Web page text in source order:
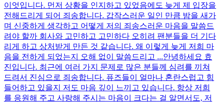
이엇입니다. 먼저 상황을 인지하고 있었음에도 늦게 제 입장을
전해드리게 되어 죄송합니다. 갑작스러운 일인 만큼 밤을 새가
며 신중하게 생각하고 어떻게 저의 죄송스러운 마음을 말씀드
려야 할까 회사와 고민하고 고민하다 오히려 팬분들을 더 기다
리게 하고 상처받게 만든 것 같습니다. 왜 이렇게 늦게 저희 마
음을 전하게 되었는지 오해 없이 말씀드리고 ...안녕하세요 효
진입니다. 최근에 여러 가지 문제로 많은 분들께 심려를 끼쳐
드려서 진심으로 죄송합니다. 퓨즈들이 얼마나 혼란스럽고 힘
들어하고 있을지 저도 마음 깊이 느끼고 있습니다. 항상 저희
를 응원해 주고 사랑해 주시는 마음이 크다는 걸 알면서도, 저